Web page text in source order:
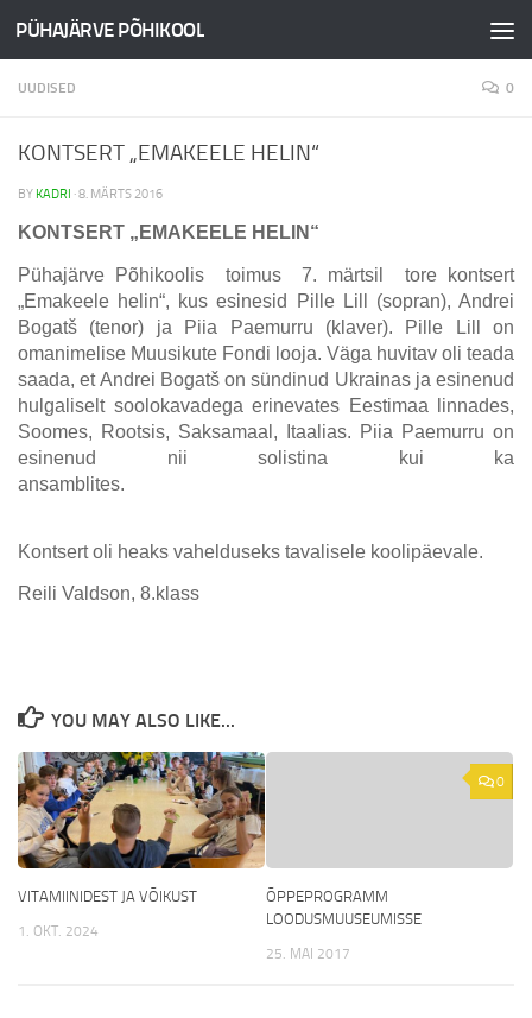
Skip to content
PÜHAJÄRVE PÕHIKOOL
UUDISED 0
KONTSERT „EMAKEELE HELIN“
BY KADRI ·8. MÄRTS 2016
KONTSERT „EMAKEELE HELIN“
Pühajärve Põhikoolis toimus 7. märtsil tore kontsert
„Emakeele helin“, kus esinesid Pille Lill (sopran), Andrei
Bogatš (tenor) ja Piia Paemurru (klaver). Pille Lill on
omanimelise Muusikute Fondi looja. Väga huvitav oli teada
saada, et Andrei Bogatš on sündinud Ukrainas ja esinenud
hulgaliselt soolokavadega erinevates Eestimaa linnades,
Soomes, Rootsis, Saksamaal, Itaalias. Piia Paemurru on
esinenud nii solistina kui ka
ansamblites.
Kontsert oli heaks vahelduseks tavalisele koolipäevale.
Reili Valdson, 8.klass
YOU MAY ALSO LIKE...
VITAMIINIDEST JA VÕIKUST
1. OKT. 2024
0
ÕPPEPROGRAMM
LOODUSMUUSEUMISSE
25. MAI 2017